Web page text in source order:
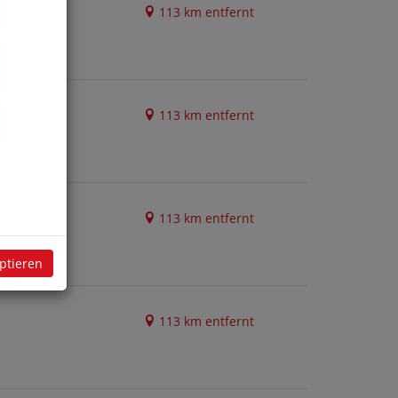
113 km entfernt
113 km entfernt
113 km entfernt
113 km entfernt